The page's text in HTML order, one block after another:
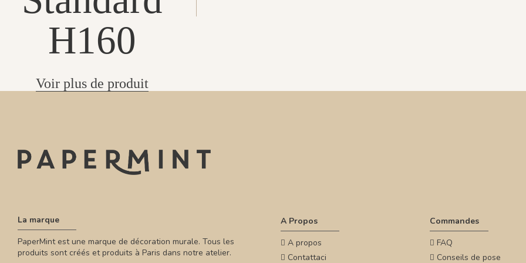
H160
Voir plus de produit
La marque
PaperMint est une marque de décoration murale. Tous les
produits sont créés et produits à Paris dans notre atelier.
A Propos
A propos
Contattaci
Commandes
FAQ
Conseils de pose